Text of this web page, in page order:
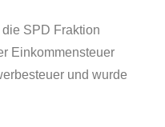
SPD Fraktion
Einkommensteuer
und wurde